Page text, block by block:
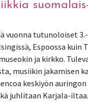
vuonna tutunoloiset
Espoossa
ja kirkko.
musiikin jakamisen
keskiyön
juhlitaan Karjala-